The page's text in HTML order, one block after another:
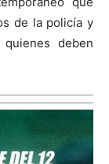
de la policía y
deben